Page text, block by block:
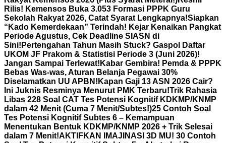
Rilis! Kemensos Buka 3.053 Formasi PPPK Guru
Sekolah Rakyat 2026, Catat Syarat Lengkapnya!Siapkan
“Kado Kemerdekaan” Terindah! Kejar Kenaikan Pangkat
Periode Agustus, Cek Deadline SIASN di
Sini! Pertengahan Tahun Masih Stuck? Gaspol Daftar
UKOM JF Prakom & Statistisi Periode 3 (Juni 2026)!
Jangan Sampai Terlewat! Kabar Gembira! Pemda & PPPK
Bebas Was-was, Aturan Belanja Pegawai 30%
Diselamatkan UU APBN! Kapan Gaji 13 ASN 2026 Cair?
Ini Juknis Resminya Menurut PMK Terbaru!Trik Rahasia
Libas 228 Soal CAT Tes Potensi Kognitif KDKMP/KNMP
dalam 42 Menit (Cuma 7 Menit/Subtes!)25 Contoh Soal
Tes Potensi Kognitif Subtes 6 – Kemampuan
Menentukan Bentuk KDKMP/KNMP 2026 + Trik Selesai
dalam 7 Menit!AKTIFKAN IMAJINASI 3D MU! 30 Contoh